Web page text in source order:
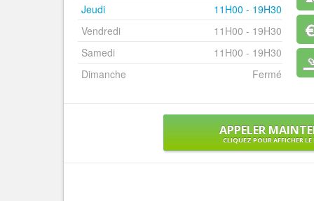
Jeudi
11H00 - 19H30
Vendredi
11H00 - 19H30
Samedi
11H00 - 19H30
Dimanche
Fermé
APPELER
CLIQUEZ POUR AFFICHER